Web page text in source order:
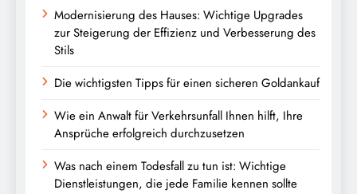
Modernisierung des Hauses: Wichtige Upgrades
zur Steigerung der Effizienz und Verbesserung des
Stils
Die wichtigsten Tipps für einen sicheren Goldankauf
Wie ein Anwalt für Verkehrsunfall Ihnen hilft, Ihre
Ansprüche erfolgreich durchzusetzen
Was nach einem Todesfall zu tun ist: Wichtige
Dienstleistungen, die jede Familie kennen sollte